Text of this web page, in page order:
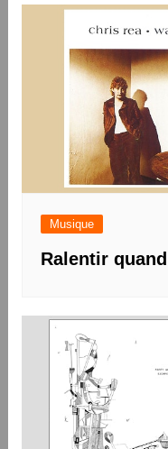
Musique
Ralentir